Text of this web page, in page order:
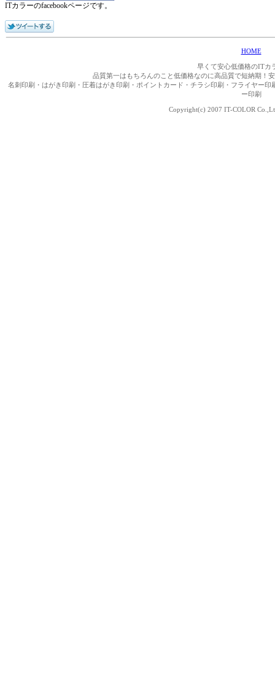
ITカラーのfacebookページです。
HOME
早くて安心低価格のITカ
品質第一はもちろんのこと低価格なのに高品質で短納期！
名刺印刷・はがき印刷・圧着はがき印刷・ポイントカード・チラシ印刷・フライヤー
ー印刷
Copyright(c) 2007 IT-COLOR